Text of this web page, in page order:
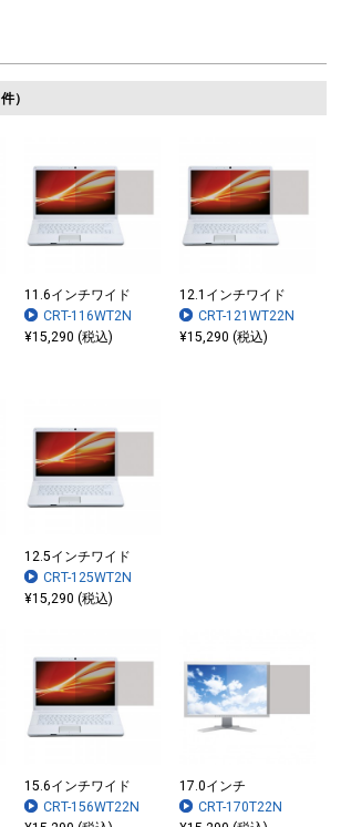
件）
11.6インチワイド
CRT-116WT2N
¥15,290 (税込)
12.1インチワイド
CRT-121WT22N
¥15,290 (税込)
12.5インチワイド
CRT-125WT2N
¥15,290 (税込)
15.6インチワイド
CRT-156WT22N
17.0インチ
CRT-170T22N